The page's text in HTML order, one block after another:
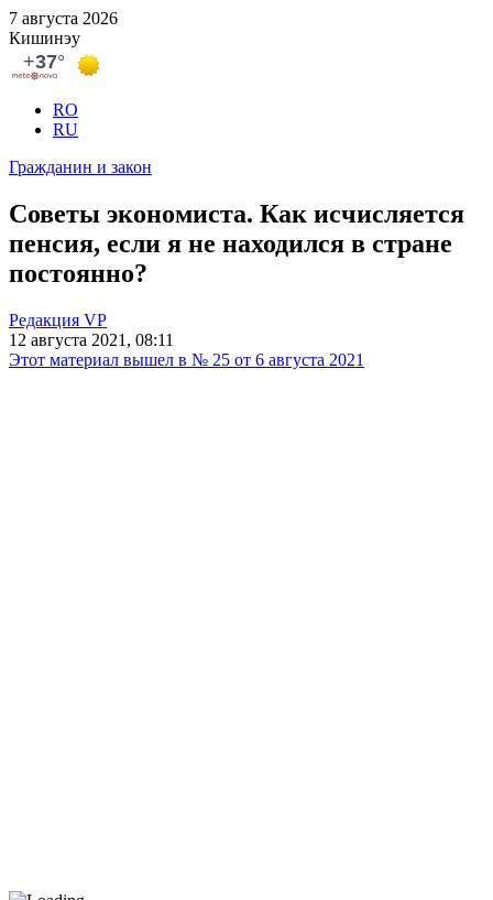
7 августа 2026
Кишинэу
RO
RU
Гражданин и закон
Советы экономиста. Как исчисляется
пенсия, если я не находился в стране
постоянно?
Редакция VP
12 августа 2021, 08:11
Этот материал вышел в № 25 от 6 августа 2021